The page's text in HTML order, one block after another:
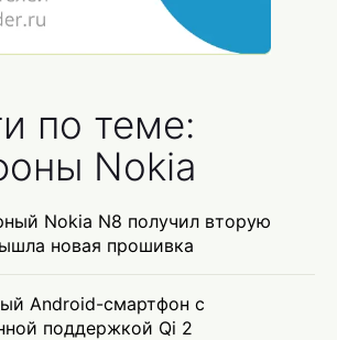
по теме:
Nokia
Nokia N8 получил вторую
новая прошивка
Android-смартфон с
поддержкой Qi 2